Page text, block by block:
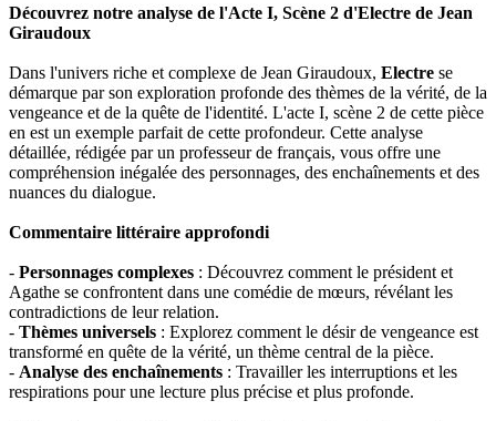
Découvrez notre analyse de l'Acte I, Scène 2 d'Electre de Jean
Giraudoux
Dans l'univers riche et complexe de Jean Giraudoux, Electre se
démarque par son exploration profonde des thèmes de la vérité, de la
vengeance et de la quête de l'identité. L'acte I, scène 2 de cette pièce
en est un exemple parfait de cette profondeur. Cette analyse
détaillée, rédigée par un professeur de français, vous offre une
compréhension inégalée des personnages, des enchaînements et des
nuances du dialogue.
Commentaire littéraire approfondi
- Personnages complexes : Découvrez comment le président et
Agathe se confrontent dans une comédie de mœurs, révélant les
contradictions de leur relation.
- Thèmes universels : Explorez comment le désir de vengeance est
transformé en quête de la vérité, un thème central de la pièce.
- Analyse des enchaînements : Travailler les interruptions et les
respirations pour une lecture plus précise et plus profonde.